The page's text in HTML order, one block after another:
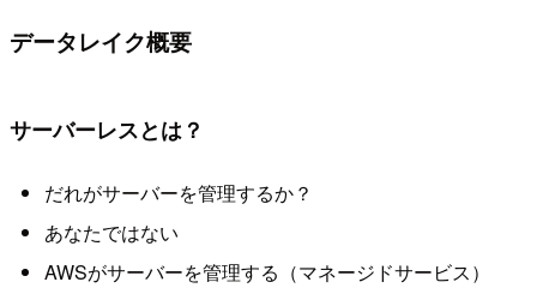
データレイク概要
サーバーレスとは？
だれがサーバーを管理するか？
あなたではない
AWSがサーバーを管理する（マネージドサービス）